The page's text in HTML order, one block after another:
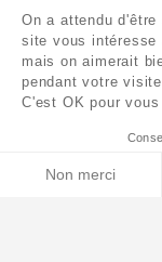
On a attendu
site vous intéresse
mais on aimerait
pendant votre
C'est OK pour vous
Non merci
2,95 €